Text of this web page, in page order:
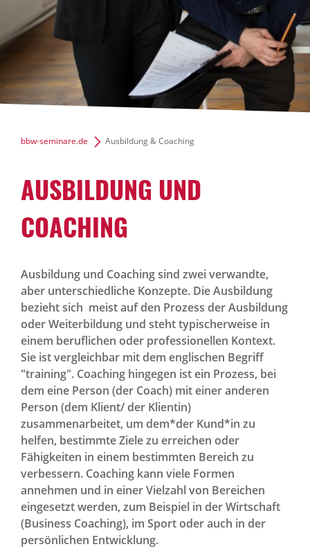
bbw-seminare.de Ausbildung & Coaching
AUSBILDUNG UND
COACHING
Ausbildung und Coaching sind zwei verwandte,
aber unterschiedliche Konzepte. Die Ausbildung
bezieht sich meist auf den Prozess der Ausbildung
oder Weiterbildung und steht typischerweise in
einem beruflichen oder professionellen Kontext.
Sie ist vergleichbar mit dem englischen Begriff
"training". Coaching hingegen ist ein Prozess, bei
dem eine Person (der Coach) mit einer anderen
Person (dem Klient/ der Klientin)
zusammenarbeitet, um dem*der Kund*in zu
helfen, bestimmte Ziele zu erreichen oder
Fähigkeiten in einem bestimmten Bereich zu
verbessern. Coaching kann viele Formen
annehmen und in einer Vielzahl von Bereichen
eingesetzt werden, zum Beispiel in der Wirtschaft
(Business Coaching), im Sport oder auch in der
persönlichen Entwicklung.